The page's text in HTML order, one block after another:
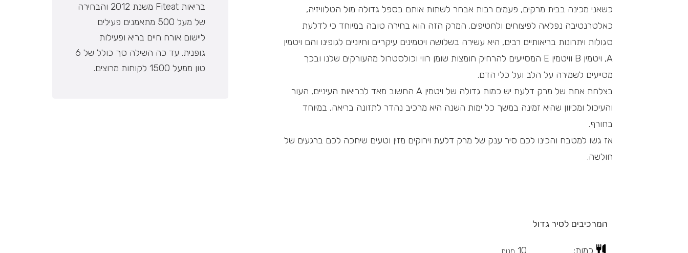
כשאני מכינה בבית מרקים, פעמים רבות אבחר לשתות אותם בספל גדולה מול הטלוויזיה,
כאלטרנטיבה נפלאה לפיצוחים ולחטיפים. המרק הזה הוא בחירה טובה במיוחד כי לדלעת
סגולות ויתרונות בריאותיים רבים, היא עשירה בשלושה ויטמינים עיקריים וחיוניים לגופינו והם ויטמין
A, ויטמין B וויטמין E המסייעים להרחיק חומצות שומן רווי וכולסטרול מהעורקים שלנו ובכך
מסייעים לשמירה על הלב ועל כלי הדם.
בצלחת אחת של מרק דלעת יש כמות גדולה של ויטמין A החשוב מאד לבריאות העיניים, העור
והעיכול ומכיוון שהיא זמינה במשך כל ימות השנה היא מרכיב נהדר לתזונה בריאה, במיוחד
בחורף.
אז גשו למטבח והכינו לכם סיר ענק של מרק דלעת וירוקים מזין וטעים שיחכה לכם ברגעים של
חולשה.
המרכיבים לסיר גדול
כמות: 10 מנות
בריאות Fiteat משנת 2012 והבחירה
של מעל 500 מתאמנים פעילים
ליישום אורח חיים בריא ופעילות
גופנית. עד כה השילה סך כולל של 6
טון ממעל 1500 לקוחות מרוצים.